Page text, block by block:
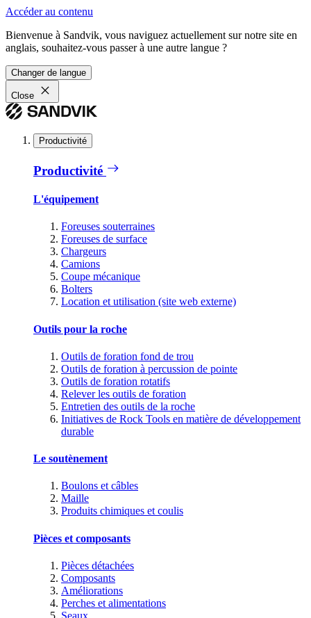
Accéder au contenu
Bienvenue à Sandvik, vous naviguez actuellement sur notre site en
anglais, souhaitez-vous passer à une autre langue ?
Changer de langue
Close
Productivité
Productivité
L'équipement
Foreuses souterraines
Foreuses de surface
Chargeurs
Camions
Coupe mécanique
Bolters
Location et utilisation (site web externe)
Outils pour la roche
Outils de foration fond de trou
Outils de foration à percussion de pointe
Outils de foration rotatifs
Relever les outils de foration
Entretien des outils de la roche
Initiatives de Rock Tools en matière de développement
durable
Le soutènement
Boulons et câbles
Maille
Produits chimiques et coulis
Pièces et composants
Pièces détachées
Composants
Améliorations
Perches et alimentations
Seaux